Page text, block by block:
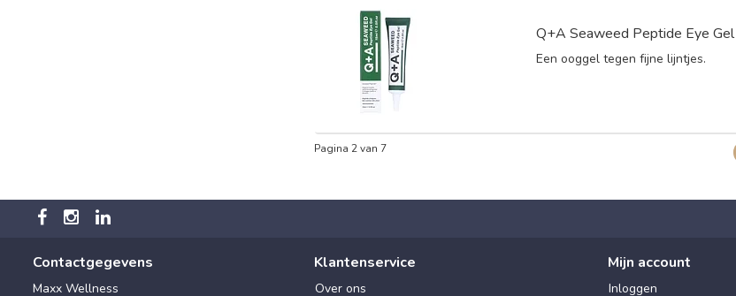
Q+A Seaweed Peptide Eye Gel
Een ooggel tegen fijne lijntjes.
Pagina 2 van 7
Contactgegevens
Maxx Wellness
Klantenservice
Over ons
Mijn account
Inloggen